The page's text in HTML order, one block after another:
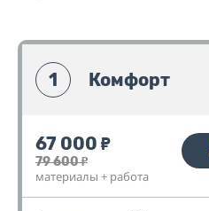
1 Комфорт
67 000 ₽
79 600₽
материалы + работа